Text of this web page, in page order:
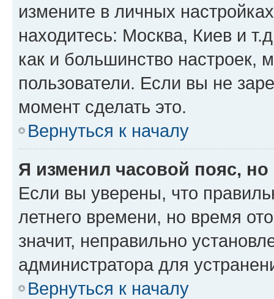
измените в личных
находитесь: Москва, Киев и
как и большинство настроек,
пользователи. Если вы не
момент сделать это.
Вернуться к началу
Я изменил часовой пояс,
Если вы уверены, что
летнего времени, но время
значит, неправильно
администратора для
Вернуться к началу